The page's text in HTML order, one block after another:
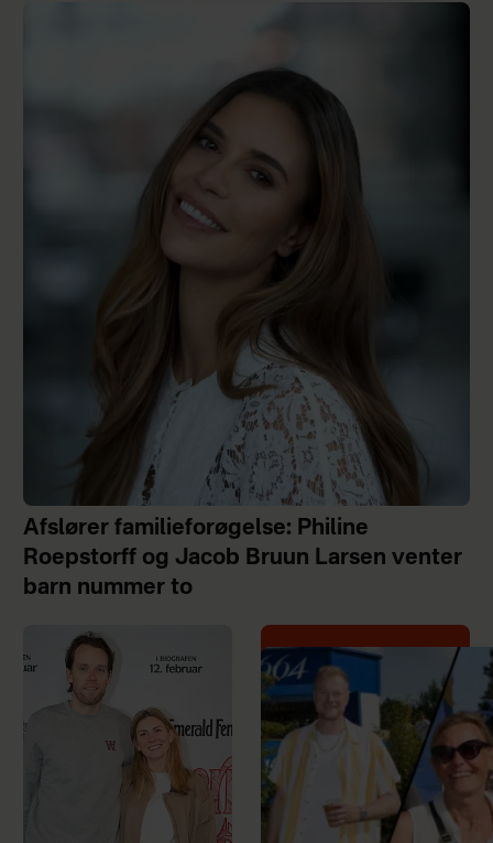
Afslører familieforøgelse: Philine
Roepstorff og Jacob Bruun Larsen venter
barn nummer to